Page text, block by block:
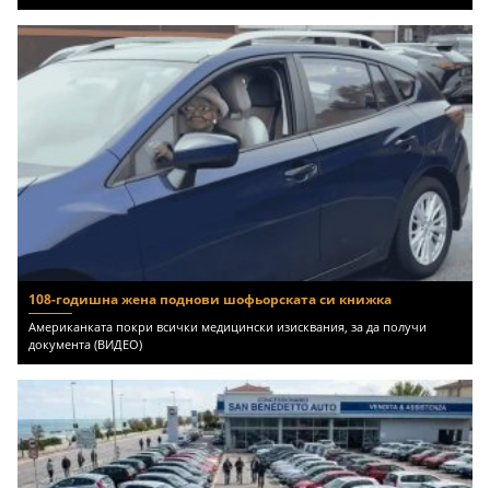
108-годишна жена поднови шофьорската си книжка
Американката покри всички медицински изисквания, за да получи
документа (ВИДЕО)